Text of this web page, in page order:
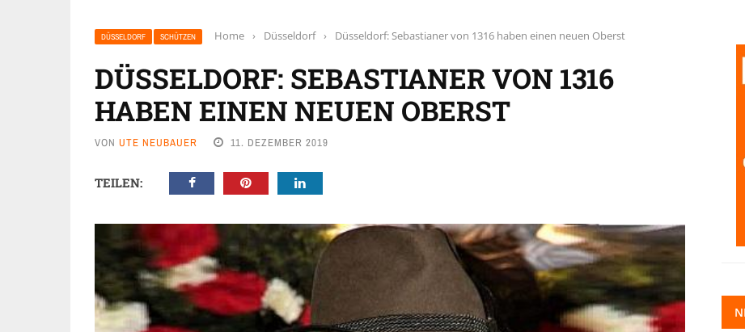
DÜSSELDORF SCHÜTZEN Home › Düsseldorf › Düsseldorf: Sebastianer von 1316 haben einen neuen Oberst
DÜSSELDORF: SEBASTIANER VON 1316
HABEN EINEN NEUEN OBERST
VON UTE NEUBAUER 11. DEZEMBER 2019
TEILEN: